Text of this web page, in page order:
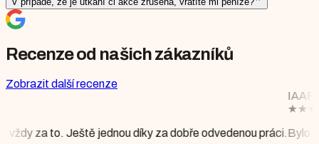
Recenze od našich zákazníků
Zobrazit další recenze
za dobře odvedenou práci.
IAAF DIAMOND LEAGUE
Mgr. Monika Floriánová
Bylo to krásné, vše perfektně